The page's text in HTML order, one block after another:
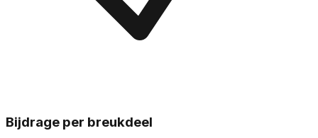
Bijdrage per breukdeel